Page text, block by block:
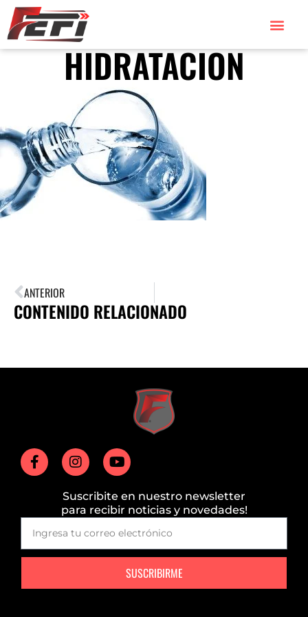
HIDRATACION
ANTERIOR
CONTENIDO RELACIONADO
Suscribite en nuestro newsletter
para recibir noticias y novedades!
SUSCRIBIRME